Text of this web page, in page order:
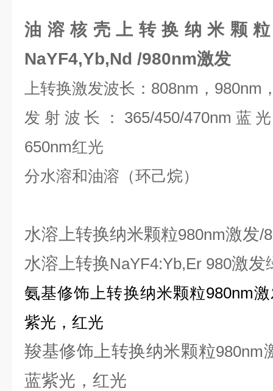
油溶核壳上转换纳米颗粒
NaYF4,Yb,Nd /980nm激发
上转换激发波长： 808nm ， 980nm
发射波长： 365/450/470nm 蓝
650nm红光
分水溶和油溶（环己烷）
水溶上转换纳米颗粒980nm激发/
水溶上转换NaYF4:Yb,Er 980激发
氨基修饰上转换纳米颗粒980nm
紫光，红光
羧基修饰上转换纳米颗粒980nm
蓝紫光，红光